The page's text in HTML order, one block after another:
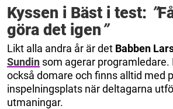
Kyssen i Bäst i test: ”
göra det igen”
Likt alla andra år är det Babben
Sundin som agerar programledare.
också domare och finns alltid med
inspelningsplats när deltagarna
utmaningar.